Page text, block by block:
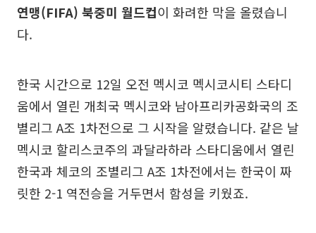
연맹(FIFA) 북중미 월드컵이 화려한 막을 올렸습니
다.
한국 시간으로 12일 오전 멕시코 멕시코시티 스타디
움에서 열린 개최국 멕시코와 남아프리카공화국의 조
별리그 A조 1차전으로 그 시작을 알렸습니다. 같은 날
멕시코 할리스코주의 과달라하라 스타디움에서 열린
한국과 체코의 조별리그 A조 1차전에서는 한국이 짜
릿한 2-1 역전승을 거두면서 함성을 키웠죠.